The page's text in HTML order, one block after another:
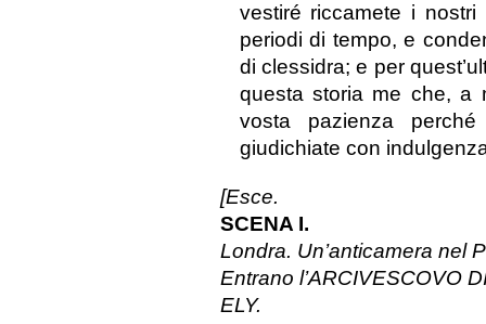
vestiré riccamete i
periodi di tempo, e
di clessidra; e per
questa storia me che, a
vosta pazienza
giudichiate con
[Esce.
SCENA I.
Londra. Un’anticamera nel
Entrano l’ARCIVESCOVO
ELY.